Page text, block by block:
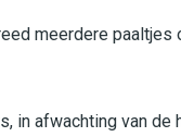
meerdere paaltjes
in afwachting van de